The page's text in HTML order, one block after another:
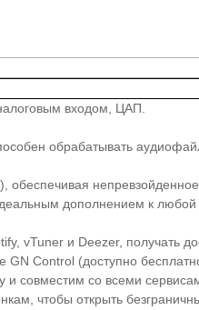
входом, ЦАП.
обрабатывать
обеспечивая
дополнением к
vTuner и Deezer, получать
Control (доступно
совместим со всеми
чтобы открыть